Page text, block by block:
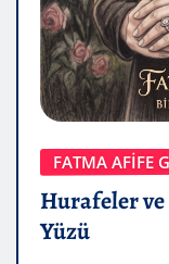
FATMA AFİFE
Hurafeler
Yüzü